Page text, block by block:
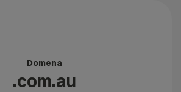
Domena
.com.au